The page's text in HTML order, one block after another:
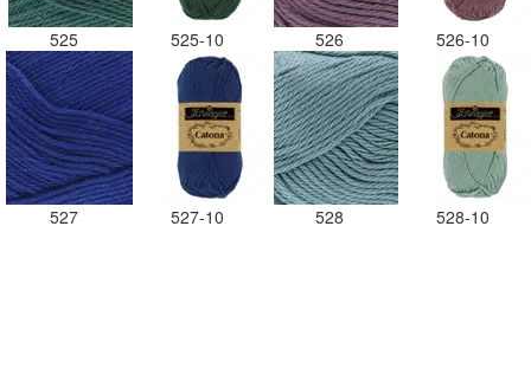
525 525-10 526 526-10
527 527-10 528 528-10